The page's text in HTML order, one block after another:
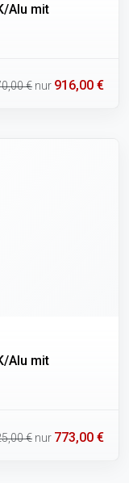
Alu mit
€ nur 916,00 €
Alu mit
€ nur 773,00 €